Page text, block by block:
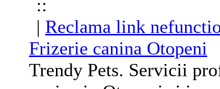
::
| Reclama link
Frizerie canina Otopeni
Trendy Pets. Servicii